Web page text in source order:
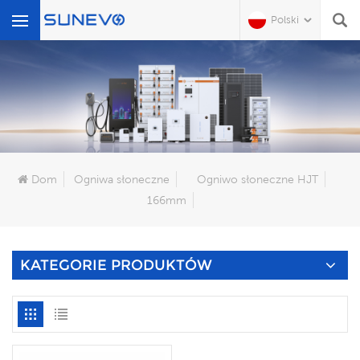
Polski
Czego Szukasz?
Dom Ogniwa słoneczne
Ogniwo słoneczne HJT
166mm
KATEGORIE PRODUKTÓW